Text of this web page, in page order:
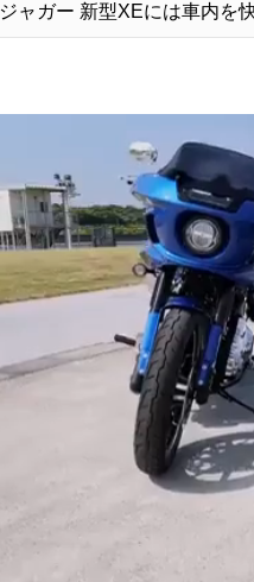
ジャガー 新型XEには車内を